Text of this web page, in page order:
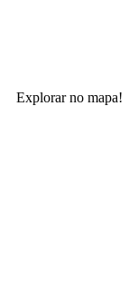
Explorar no mapa!